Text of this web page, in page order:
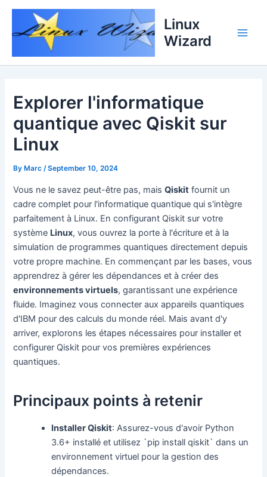
Skip
content
Linux
Wizard
Explorer l'informatique
quantique avec Qiskit sur
Linux
By Marc/September 10, 2024
Vous ne le savez peut-être pas, maisQiskit fournit un
cadre complet pour l'informatique quantique qui s'intègre
parfaitement à Linux. En configurant Qiskit sur votre
système Linux, vous ouvrez la porte à l'écriture et à la
simulation de programmes quantiques directement depuis
votre propre machine. En commençant par les bases, vous
apprendrez à gérer les dépendances et à créer des
environnements virtuels, garantissant une expérience
fluide. Imaginez vous connecter aux appareils quantiques
d'IBM pour des calculs du monde réel. Mais avant d'y
arriver, explorons les étapes nécessaires pour installer et
configurer Qiskit pour vos premières expériences
quantiques.
Principaux points à retenir
Installer Qiskit: Assurez-vous d'avoir Python
3.6+ installé et utilisez `pip install qiskit` dans un
environnement virtuel pour la gestion des
dépendances.